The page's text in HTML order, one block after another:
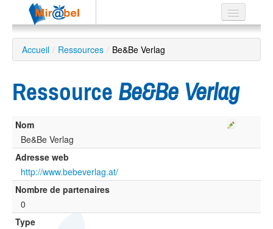
Le réseau
Soutien
Recherche
avancée
EN
ES
?
Accueil / Ressources / Be&Be Verlag
Ressource Be&Be Verlag
Nom
Be&Be Verlag
Adresse web
http://www.bebeverlag.at/
Nombre de partenaires
0
Type